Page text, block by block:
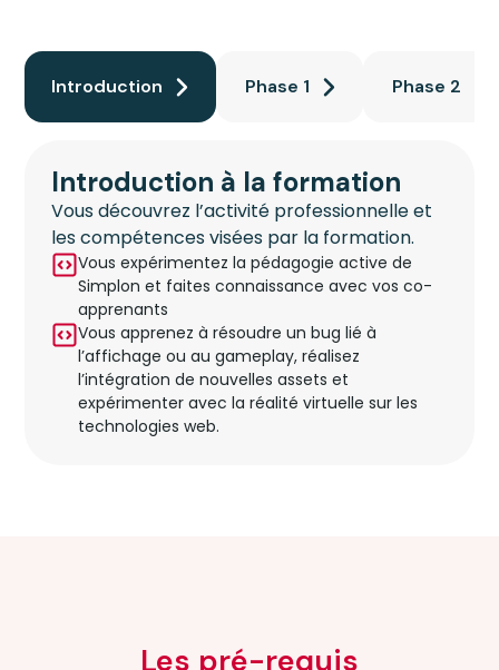
Introduction Phase 1 Phase 2
Introduction à la formation
Vous découvrez l’activité professionnelle et
les compétences visées par la formation.
Vous expérimentez la pédagogie active de
Simplon et faites connaissance avec vos co-
apprenants
Vous apprenez à résoudre un bug lié à
l’affichage ou au gameplay, réalisez
l’intégration de nouvelles assets et
expérimenter avec la réalité virtuelle sur les
technologies web.
Les pré-requis